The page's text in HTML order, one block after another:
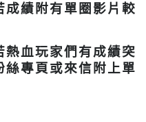
成績附有單圈影片較
熱血玩家們有成績突
絲專頁或來信附上單